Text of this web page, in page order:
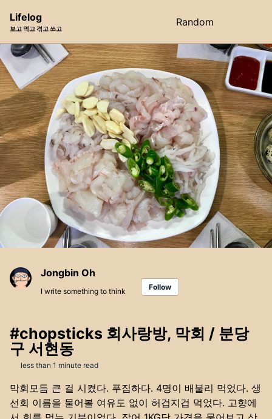
navigation
Lifelog
보고 먹고 겪고 쓰고
Random
Jongbin Oh
I write something to think Follow
#chopsticks 회사랑방, 막회 / 분당
구 서현동
less than 1 minute read
막회모듬 큰 걸 시켰다. 푸짐하다. 4명이 배불리 먹었다. 생
선회 이름을 물어볼 여유도 없이 허겁지겁 먹었다. 고향에